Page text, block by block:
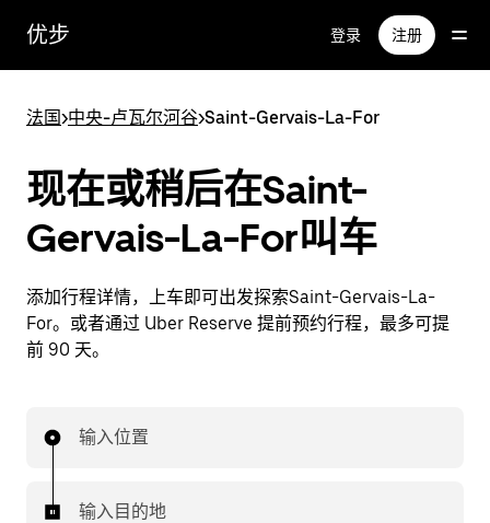
优步 登录 注册
法国>中央-卢瓦尔河谷>Saint-Gervais-La-For
现在或稍后在Saint-
Gervais-La-For叫车
添加行程详情，上车即可出发探索Saint-Gervais-La-
For。或者通过 Uber Reserve 提前预约行程，最多可提
前 90 天。
输入位置
输入目的地